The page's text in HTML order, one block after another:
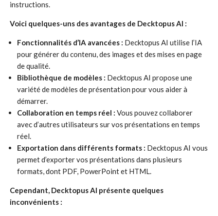
instructions.
Voici quelques-uns des avantages de Decktopus AI :
Fonctionnalités d’IA avancées : Decktopus AI utilise l’IA
pour générer du contenu, des images et des mises en page
de qualité.
Bibliothèque de modèles : Decktopus AI propose une
variété de modèles de présentation pour vous aider à
démarrer.
Collaboration en temps réel : Vous pouvez collaborer
avec d’autres utilisateurs sur vos présentations en temps
réel.
Exportation dans différents formats : Decktopus AI vous
permet d’exporter vos présentations dans plusieurs
formats, dont PDF, PowerPoint et HTML.
Cependant, Decktopus AI présente quelques
inconvénients :